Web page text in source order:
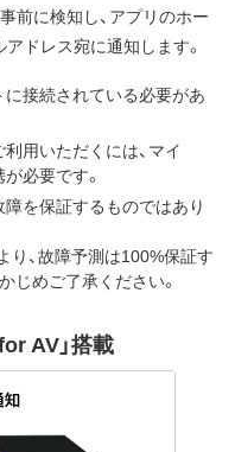
前に検知し、アプリのホー
ドレス宛に通知します。
接続されている必要があ
用いただくには、マイ
必要です。
を保証するものではあり
り、故障予測は100%保証す
じめご了承ください。
AV」搭載